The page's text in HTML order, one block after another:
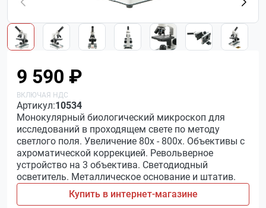
9 590 ₽
Артикул:10534
Монокулярный биологический микроскоп для
исследований в проходящем свете по методу
светлого поля. Увеличение 80х - 800х. Объективы с
ахроматической коррекцией. Револьверное
устройство на 3 объектива. Светодиодный
осветитель. Металлическое основание и штатив.
Купить в интернет-магазине